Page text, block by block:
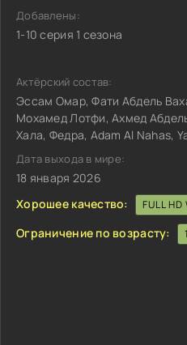
Добавлены:
1-10 серия 1 сезона
Актёрский состав:
Эссам Омар, Фати Абдель
Мохамед Лотфи, Ахмед
Хала, Федра, Adam Al Nahas,
Дата выхода в мире:
18 января 2026
Хорошее качество:
FULL HD
Ограничение по возрасту: